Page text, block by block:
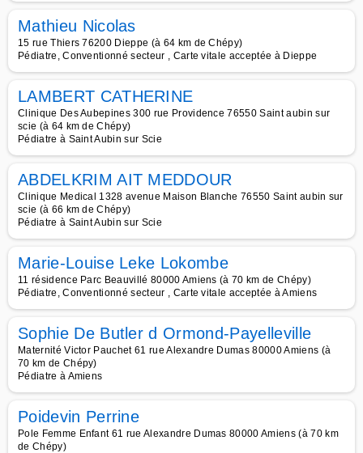
Mathieu Nicolas
15 rue Thiers 76200 Dieppe (à 64 km de Chépy)
Pédiatre, Conventionné secteur , Carte vitale acceptée à Dieppe
LAMBERT CATHERINE
Clinique Des Aubepines 300 rue Providence 76550 Saint aubin sur
scie (à 64 km de Chépy)
Pédiatre à Saint Aubin sur Scie
ABDELKRIM AIT MEDDOUR
Clinique Medical 1328 avenue Maison Blanche 76550 Saint aubin sur
scie (à 66 km de Chépy)
Pédiatre à Saint Aubin sur Scie
Marie-Louise Leke Lokombe
11 résidence Parc Beauvillé 80000 Amiens (à 70 km de Chépy)
Pédiatre, Conventionné secteur , Carte vitale acceptée à Amiens
Sophie De Butler d Ormond-Payelleville
Maternité Victor Pauchet 61 rue Alexandre Dumas 80000 Amiens (à
70 km de Chépy)
Pédiatre à Amiens
Poidevin Perrine
Pole Femme Enfant 61 rue Alexandre Dumas 80000 Amiens (à 70 km
de Chépy)